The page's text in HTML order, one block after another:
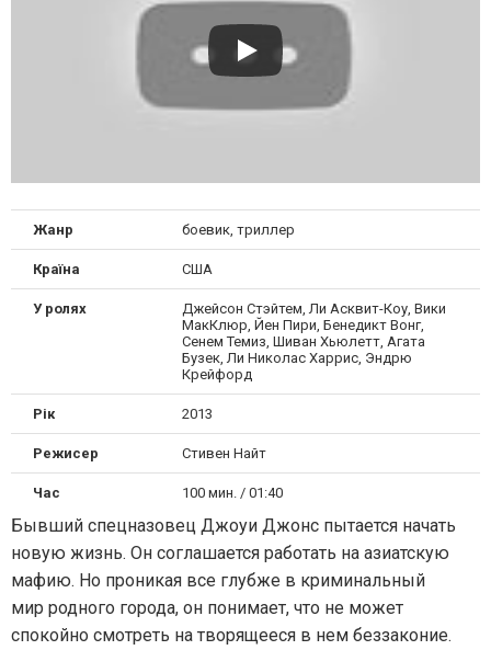
Жанр боевик, триллер
Країна США
У ролях
Джейсон Стэйтем, Ли Асквит-Коу, Вики
МакКлюр, Йен Пири, Бенедикт Вонг,
Сенем Темиз, Шиван Хьюлетт, Агата
Бузек, Ли Николас Харрис, Эндрю
Крейфорд
Рік 2013
Режисер Стивен Найт
Час 100 мин. / 01:40
Бывший спецназовец Джоуи Джонс пытается начать
новую жизнь. Он соглашается работать на азиатскую
мафию. Но проникая все глубже в криминальный
мир родного города, он понимает, что не может
спокойно смотреть на творящееся в нем беззаконие.